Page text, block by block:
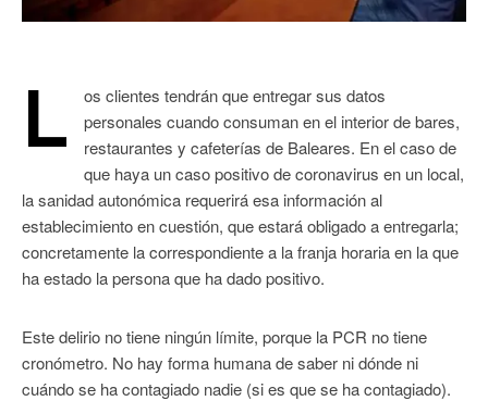
L
os clientes tendrán que entregar sus datos
personales cuando consuman en el interior de bares,
restaurantes y cafeterías de Baleares. En el caso de
que haya un caso positivo de coronavirus en un local,
la sanidad autonómica requerirá esa información al
establecimiento en cuestión, que estará obligado a entregarla;
concretamente la correspondiente a la franja horaria en la que
ha estado la persona que ha dado positivo.
Este delirio no tiene ningún límite, porque la PCR no tiene
cronómetro. No hay forma humana de saber ni dónde ni
cuándo se ha contagiado nadie (si es que se ha contagiado).